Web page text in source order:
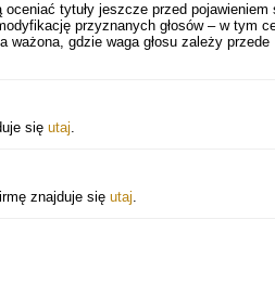
tytuły jeszcze przed pojawieniem
przyznanych głosów – w tym
ważona, gdzie waga głosu zależy przede
się utaj.
znajduje się utaj.